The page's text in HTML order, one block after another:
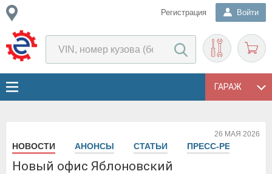
Регистрация Войти
ГАРАЖ
26 МАЯ 2026
НОВОСТИ АНОНСЫ СТАТЬИ ПРЕСС-РЕЛИЗЫ
Новый офис Яблоновский